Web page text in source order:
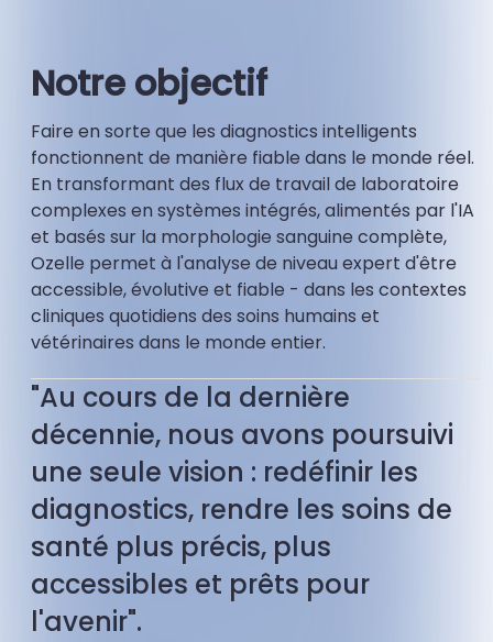
Notre objectif
Faire en sorte que les diagnostics intelligents
fonctionnent de manière fiable dans le monde réel.
En transformant des flux de travail de laboratoire
complexes en systèmes intégrés, alimentés par l'IA
et basés sur la morphologie sanguine complète,
Ozelle permet à l'analyse de niveau expert d'être
accessible, évolutive et fiable - dans les contextes
cliniques quotidiens des soins humains et
vétérinaires dans le monde entier.
"Au cours de la dernière
décennie, nous avons poursuivi
une seule vision : redéfinir les
diagnostics, rendre les soins de
santé plus précis, plus
accessibles et prêts pour
l'avenir".